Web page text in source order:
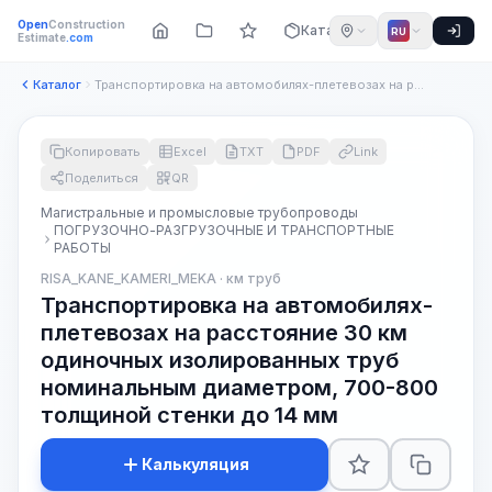
OpenConstruction
Estimate.com Каталог RU
Каталог Транспортировка на автомобилях-плетевозах на расстояние 30 к...
Копировать Excel TXT PDF
Link
Поделиться
QR
Магистральные и промысловые трубопроводы
ПОГРУЗОЧНО-РАЗГРУЗОЧНЫЕ И ТРАНСПОРТНЫЕ
РАБОТЫ
RISA_KANE_KAMERI_MEKA · км труб
Транспортировка на автомобилях-
плетевозах на расстояние 30 км
одиночных изолированных труб
номинальным диаметром, 700-800
толщиной стенки до 14 мм
Калькуляция